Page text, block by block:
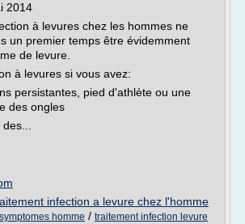
2014
à levures chez les hommes ne
un premier temps être évidemment
de levure.
à levures si vous avez:
persistantes, pied d'athlète ou une
des ongles
infection a levure chez l'homme
homme / traitement infection levure